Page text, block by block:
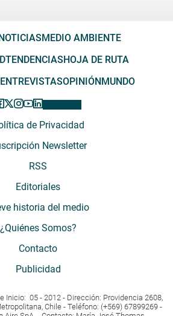
MEDIO AMBIENTE
TENDENCIASHOJA DE RUTA
ENTREVISTASOPINIÓNMUNDO
de Privacidad
Newsletter
RSS
Editoriales
historia del medio
¿Quiénes Somos?
Contacto
Publicidad
Inicio: 05 - 2012 - Dirección: Providencia 2608,
Chile - Teléfono: (+569) 67899269 -